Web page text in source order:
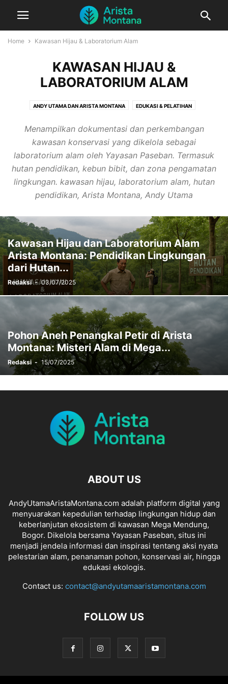
Home Kawasan Hijau & Laboratorium Alam
KAWASAN HIJAU &
LABORATORIUM ALAM
ANDY UTAMA DAN ARISTA MONTANA EDUKASI & PELATIHAN
KAMPANYE & AKSI NYATA KAWASAN HIJAU & LABORATORIUM ALAM
KEMITRAAN & KOLABORASI KOLABORASI & KEMITRAAN
KONSERVASI LINGKUNGAN LAINNYA LINGKUNGAN & KONSERVASI
MEDIA & PUBLIKASI PEMBERDAYAAN KOMUNITAS
PERTANIAN BERKELANJUTAN PERTANIAN ORGANIK PROFIL ANDY UTAMA
PROGRAM ARISTA MONTANA TEKNOLOGI HIJAU & INOVASI
Menampilkan dokumentasi dan perkembangan
kawasan konservasi yang dikelola sebagai
laboratorium alam oleh Yayasan Paseban. Termasuk
hutan pendidikan, kebun bibit, dan zona pengamatan
lingkungan. kawasan hijau, laboratorium alam, hutan
pendidikan, Arista Montana, Andy Utama
Kawasan Hijau dan Laboratorium Alam
Arista Montana: Pendidikan Lingkungan
dari Hutan...
Redaksi - 03/07/2025
Pohon Aneh Penangkal Petir di Arista
Montana: Misteri Alam di Mega...
Redaksi - 15/07/2025
ABOUT US
AndyUtamaAristaMontana.com adalah platform digital yang
menyuarakan kepedulian terhadap lingkungan hidup dan
keberlanjutan ekosistem di kawasan Mega Mendung,
Bogor. Dikelola bersama Yayasan Paseban, situs ini
menjadi jendela informasi dan inspirasi tentang aksi nyata
pelestarian alam, penanaman pohon, konservasi air, hingga
edukasi ekologis.
Contact us: contact@andyutamaaristamontana.com
FOLLOW US